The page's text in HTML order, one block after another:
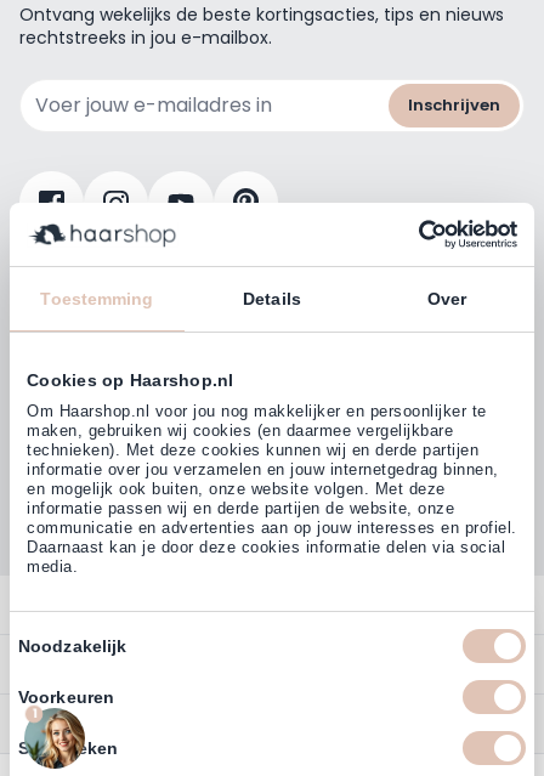
Toestemming Details Over
Cookies op Haarshop.nl
Om Haarshop.nl voor jou nog makkelijker en persoonlijker te
maken, gebruiken wij cookies (en daarmee vergelijkbare
technieken). Met deze cookies kunnen wij en derde partijen
informatie over jou verzamelen en jouw internetgedrag binnen,
en mogelijk ook buiten, onze website volgen. Met deze
informatie passen wij en derde partijen de website, onze
communicatie en advertenties aan op jouw interesses en profiel.
Daarnaast kan je door deze cookies informatie delen via social
media.
Noodzakelijk
Voorkeuren
Statistieken
Contact
Overzicht
Contact
Account
Betalen
Annuleren
Service
Ontvang wekelijks de beste kortingsacties, tips en nieuws
rechtstreeks in jou e-mailbox.
Inschrijven
4,77 (38.000+)
1
5% extra
op ons assortiment